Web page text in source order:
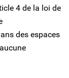
4 de la loi de
des espaces